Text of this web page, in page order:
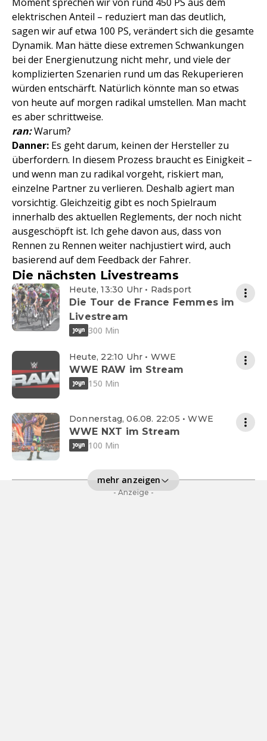
elektrischen Anteil – reduziert man das deutlich,
sagen wir auf etwa 100 PS, verändert sich die gesamte
Dynamik. Man hätte diese extremen Schwankungen
bei der Energienutzung nicht mehr, und viele der
komplizierten Szenarien rund um das Rekuperieren
würden entschärft. Natürlich könnte man so etwas
von heute auf morgen radikal umstellen. Man macht
es aber schrittweise.
ran:Warum?
Danner: Es geht darum, keinen der Hersteller zu
überfordern. In diesem Prozess braucht es Einigkeit –
und wenn man zu radikal vorgeht, riskiert man,
einzelne Partner zu verlieren. Deshalb agiert man
vorsichtig. Gleichzeitig gibt es noch Spielraum
innerhalb des aktuellen Reglements, der noch nicht
ausgeschöpft ist. Ich gehe davon aus, dass von
Rennen zu Rennen weiter nachjustiert wird, auch
basierend auf dem Feedback der Fahrer.
Die nächsten Livestreams
Heute, 13:30 Uhr • Radsport
Die Tour de France Femmes im
Livestream
300 Min
Heute, 22:10 Uhr • WWE
WWE RAW im Stream
150 Min
Donnerstag, 06.08. 22:05 • WWE
WWE NXT im Stream
100 Min
mehr anzeigen
- Anzeige -